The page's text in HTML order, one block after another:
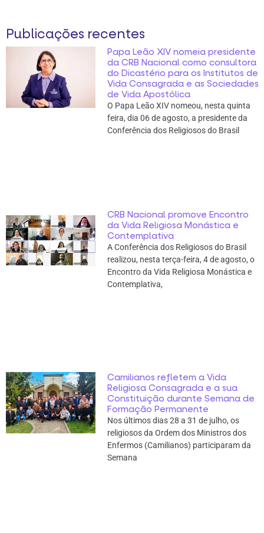
Publicações recentes
Papa Leão XIV nomeia presidente
da CRB Nacional como consultora
do Dicastério para os Institutos de
Vida Consagrada e as Sociedades
de Vida Apostólica
O Papa Leão XIV nomeou, nesta quinta
feira, dia 06 de agosto, a presidente da
Conferência dos Religiosos do Brasil
CRB Nacional promove Encontro
da Vida Religiosa Monástica e
Contemplativa
A Conferência dos Religiosos do Brasil
realizou, nesta terça-feira, 4 de agosto, o
Encontro da Vida Religiosa Monástica e
Contemplativa,
Camilianos refletem a Vida
Religiosa Consagrada e a sua
Constituição durante Semana de
Formação Permanente
Nos últimos dias 28 a 31 de julho, os
religiosos da Ordem dos Ministros dos
Enfermos (Camilianos) participaram da
Semana